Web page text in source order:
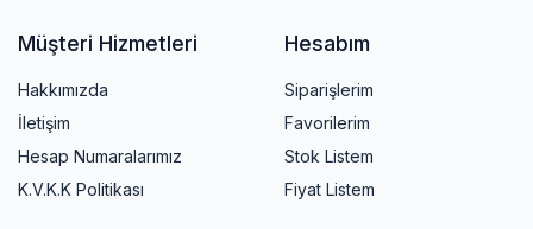
Müşteri Hizmetleri
Hakkımızda
İletişim
Hesap Numaralarımız
K.V.K.K Politikası
Hesabım
Siparişlerim
Favorilerim
Stok Listem
Fiyat Listem